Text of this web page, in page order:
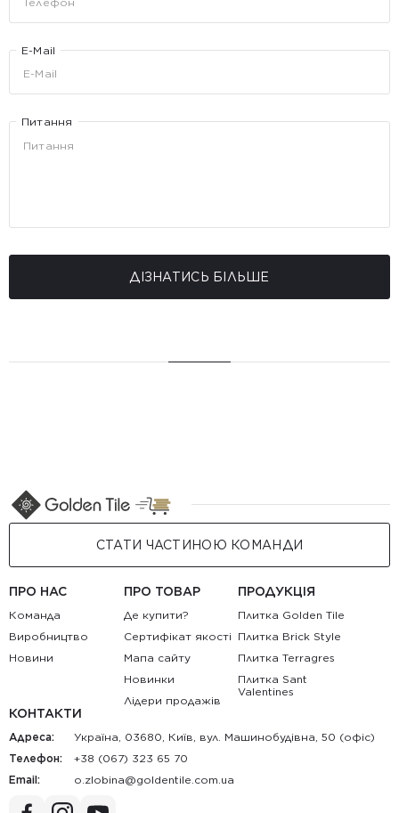
E-Mail
Питання
ДІЗНАТИСЬ БІЛЬШЕ
СТАТИ ЧАСТИНОЮ КОМАНДИ
ПРО НАС
Команда
Виробництво
Новини
ПРО ТОВАР
Де купити?
Сертифікат якості
Мапа сайту
Новинки
Лідери продажів
ПРОДУКЦІЯ
Плитка Golden Tile
Плитка Brick Style
Плитка Terragres
Плитка Sant
Valentines
КОНТАКТИ
Адреса:
Україна, 03680, Київ, вул. Машинобудівна, 50 (офіс)
Телефон:
+38 (067) 323 65 70
Email:
au.moc.elitnedlog@anibolz.o